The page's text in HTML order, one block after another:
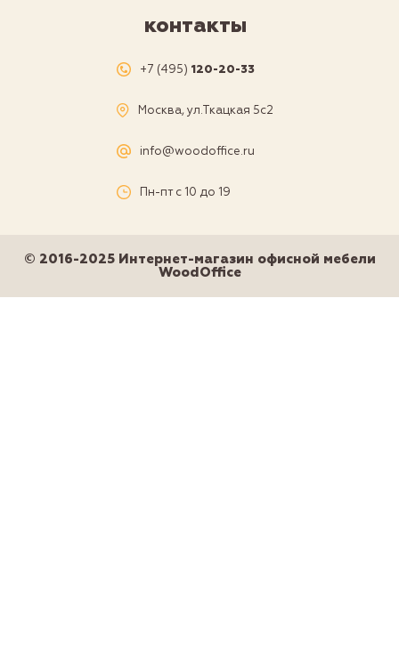
контакты
+7 (495) 120-20-33
Москва, ул.Ткацкая 5с2
info@woodoffice.ru
Пн-пт с 10 до 19
© 2016-2025 Интернет-магазин офисной мебели
WoodOffice